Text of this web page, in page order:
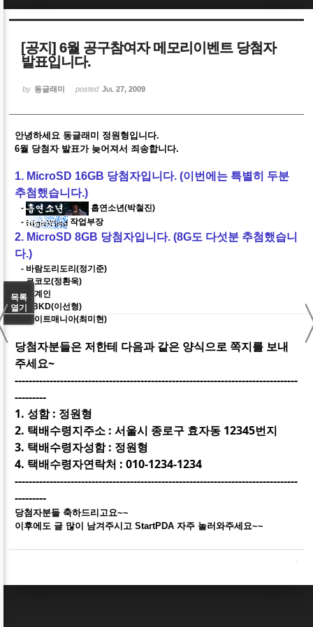
[공지] 6월 공구참여자 메모리이벤트 당첨자
발표입니다.
by 동글래미 posted Jul 27, 2009
안녕하세요 동글래미 정원형입니다.
6월 당첨자 발표가 늦어져서 죄송합니다.
1. MicroSD 16GB 당첨자입니다. (이번에는 특별히 두분
추첨했습니다.)
-
흡연소년(박철진)
-
작업부장
2. MicroSD 8GB 당첨자입니다. (8G도 다섯분 추첨했습니
다.)
- 바람도리도리(정기준)
- 코코모(정환욱)
- 외계인
- NBKD(이선형)
- 화이트매니아(최미현)
당첨자분들은 저한테 다음과 같은 양식으로 쪽지를 보내
주세요~
---------------------------------------------------------------------------------
---------
1. 성함 : 정원형
2. 택배수령지주소 : 서울시 종로구 효자동 12345번지
3. 택배수령자성함 : 정원형
4. 택배수령자연락처 : 010-1234-1234
---------------------------------------------------------------------------------
---------
당첨자분들 축하드리고요~~
이후에도 글 많이 남겨주시고 StartPDA 자주 놀러와주세요~~
목록
열기
Sketchbook5, 스케치북5
Sketchbook5, 스케치북5
Sketchbook5, 스케치북5
Sketchbook5, 스케치북5